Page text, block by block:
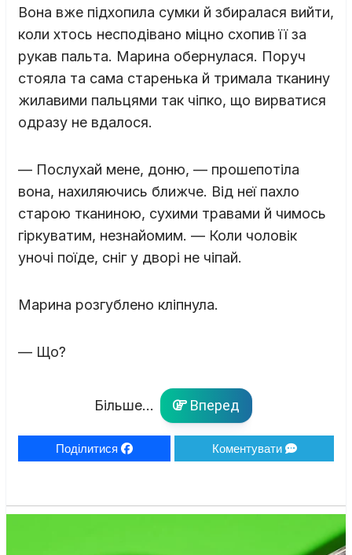
Вона вже підхопила сумки й збиралася вийти,
коли хтось несподівано міцно схопив її за
рукав пальта. Марина обернулася. Поруч
стояла та сама старенька й тримала тканину
жилавими пальцями так чіпко, що вирватися
одразу не вдалося.
— Послухай мене, доню, — прошепотіла
вона, нахиляючись ближче. Від неї пахло
старою тканиною, сухими травами й чимось
гіркуватим, незнайомим. — Коли чоловік
уночі поїде, сніг у дворі не чіпай.
Марина розгублено кліпнула.
— Що?
Більше... Вперед
Поділитися Коментувати